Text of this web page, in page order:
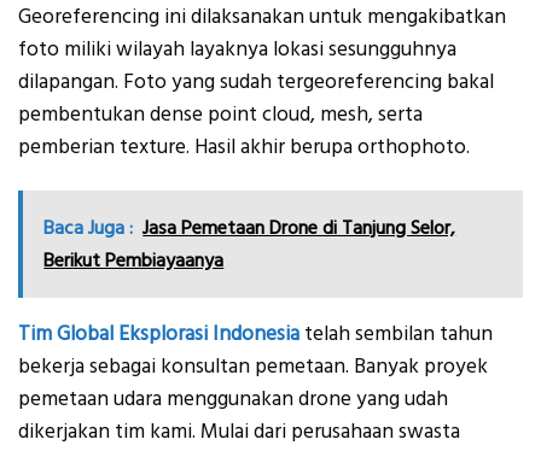
Georeferencing ini dilaksanakan untuk mengakibatkan
foto miliki wilayah layaknya lokasi sesungguhnya
dilapangan. Foto yang sudah tergeoreferencing bakal
pembentukan dense point cloud, mesh, serta
pemberian texture. Hasil akhir berupa orthophoto.
Baca Juga : Jasa Pemetaan Drone di Tanjung Selor,
Berikut Pembiayaanya
Tim Global Eksplorasi Indonesia telah sembilan tahun
bekerja sebagai konsultan pemetaan. Banyak proyek
pemetaan udara menggunakan drone yang udah
dikerjakan tim kami. Mulai dari perusahaan swasta